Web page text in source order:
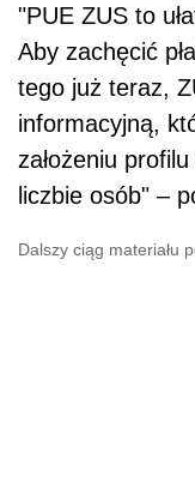
"PUE ZUS to
Aby zachęcić
tego już teraz,
informacyjną,
założeniu
liczbie osób" –
Dalszy ciąg materiału